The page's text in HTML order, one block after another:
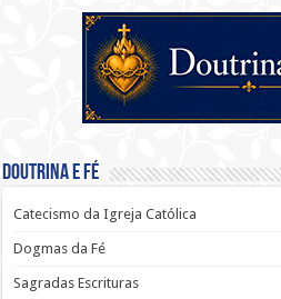
Doutrina e Fé
Catecismo da Igreja Católica
Dogmas da Fé
Sagradas Escrituras